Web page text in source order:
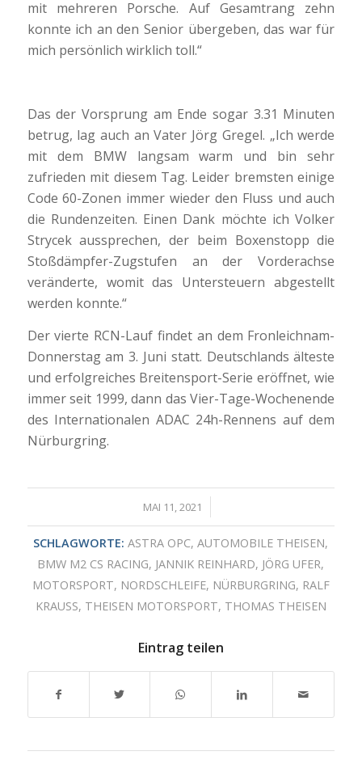
mit mehreren Porsche. Auf Gesamtrang zehn
konnte ich an den Senior übergeben, das war für
mich persönlich wirklich toll.“
Das der Vorsprung am Ende sogar 3.31 Minuten
betrug, lag auch an Vater Jörg Gregel. „Ich werde
mit dem BMW langsam warm und bin sehr
zufrieden mit diesem Tag. Leider bremsten einige
Code 60-Zonen immer wieder den Fluss und auch
die Rundenzeiten. Einen Dank möchte ich Volker
Strycek aussprechen, der beim Boxenstopp die
Stoßdämpfer-Zugstufen an der Vorderachse
veränderte, womit das Untersteuern abgestellt
werden konnte.“
Der vierte RCN-Lauf findet an dem Fronleichnam-
Donnerstag am 3. Juni statt. Deutschlands älteste
und erfolgreiches Breitensport-Serie eröffnet, wie
immer seit 1999, dann das Vier-Tage-Wochenende
des Internationalen ADAC 24h-Rennens auf dem
Nürburgring.
MAI 11, 2021
/
SCHLAGWORTE: ASTRA OPC,AUTOMOBILE THEISEN,
BMW M2 CS RACING, JANNIK REINHARD, JÖRG UFER,
MOTORSPORT, NORDSCHLEIFE, NÜRBURGRING, RALF
KRAUSS, THEISEN MOTORSPORT, THOMAS THEISEN
Eintrag teilen